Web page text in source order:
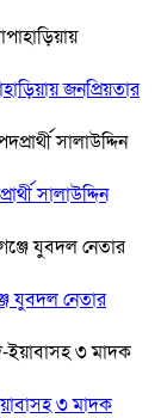
জনপ্রিয়তার
সালাউদ্দিন
যুবদল নেতার
৩ মাদক